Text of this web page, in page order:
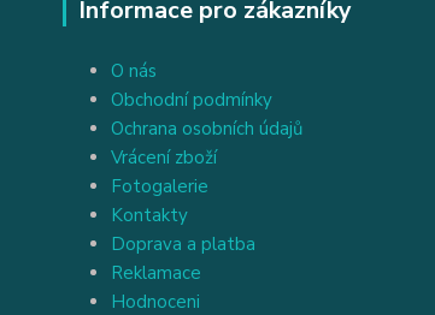
Informace pro zákazníky
O nás
Obchodní podmínky
Ochrana osobních údajů
Vrácení zboží
Fotogalerie
Kontakty
Doprava a platba
Reklamace
Hodnoceni